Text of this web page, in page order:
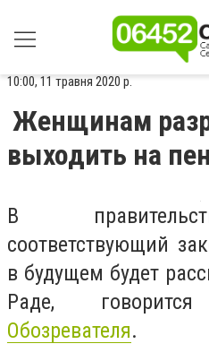
10:00, 11 травня 2020 р.
Женщинам
выходить на
В
соответствующий
в будущем будет
Раде,
Обозревателя.